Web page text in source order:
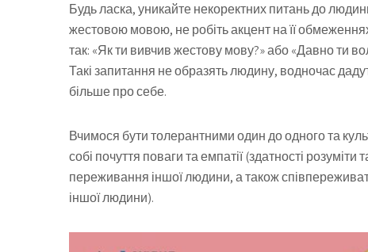
Будь ласка, уникайте некоректних питань до
жестовою мовою, не робіть акцент на її
так: «Як ти вивчив жестову мову?» або «Давно ти
Такі запитання не образять людину, водночас
більше про себе.
Вчимося бути толерантними один до одного та
собі почуття поваги та емпатії (здатності розуміти
переживання іншої людини, а також
іншої людини).